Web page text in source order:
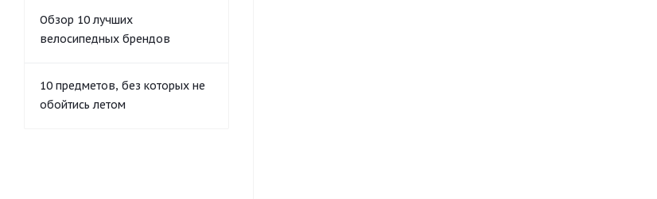
Обзор 10 лучших
велосипедных брендов
10 предметов, без которых не
обойтись летом